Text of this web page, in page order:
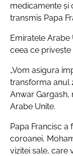
medicamente și
transmis Papa
Emiratele
ceea ce privește
„Vom asigura
transforma anul
Anwar Gargash,
Arabe Unite.
Papa Francisc
coroanei,
vizitei sale, care